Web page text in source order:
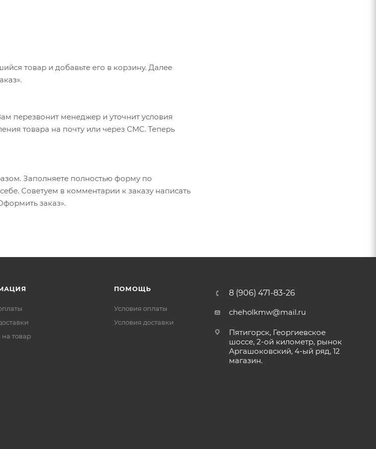
товар и добавьте его в корзину. Далее
перезвонит менеджер и уточнит условия
товара на почту или через СМС. Теперь
Заполняете полностью форму по
Советуем в комментарии к заказу написать
заказ».
на товар
ПОМОЩЬ
Условия оплаты
Условия доставки
8 (906) 471-83-26
cheholkmw@mail.ru
Пятигорск, Георгиевское
шоссе, 2-ой километр, рынок
Аргашоковский, 4-ый ряд, 12
магазин.